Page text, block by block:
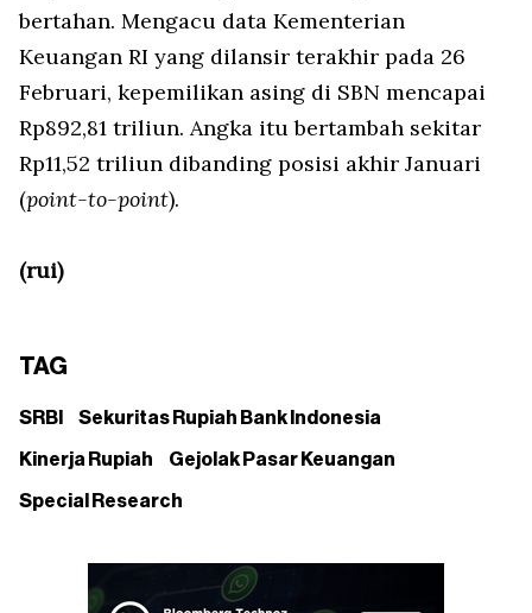
bertahan. Mengacu data Kementerian
Keuangan RI yang dilansir terakhir pada 26
Februari, kepemilikan asing di SBN mencapai
Rp892,81 triliun. Angka itu bertambah sekitar
Rp11,52 triliun dibanding posisi akhir Januari
(point-to-point).
(rui)
TAG
SRBI Sekuritas Rupiah Bank Indonesia
Kinerja Rupiah Gejolak Pasar Keuangan
Special Research